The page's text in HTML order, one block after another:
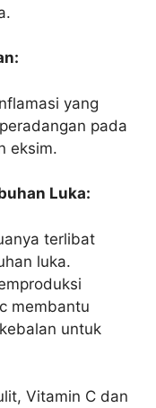
yang
pada
eksim.
Luka:
terlibat
luka.
membantu
untuk
Vitamin C dan